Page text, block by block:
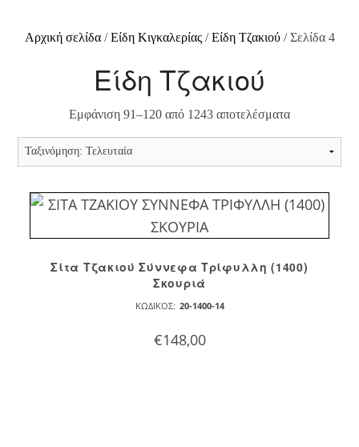
Αρχική σελίδα/Είδη Κιγκαλερίας/Είδη Τζακιού/ Σελίδα 4
Είδη Τζακιού
Εμφάνιση 91–120 από 1243 αποτελέσματα
Σίτα Τζακιού Σύννεφα Τρίφυλλη (1400)
Σκουριά
ΚΩΔΙΚΌΣ: 20-1400-14
€148,00